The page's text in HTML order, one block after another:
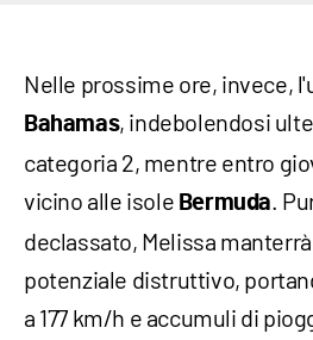
Nelle prossime ore, invece,
Bahamas, indebolendosi
categoria 2, mentre entro
vicino alle isole Bermuda.
declassato, Melissa
potenziale distruttivo,
a 177 km/h e accumuli di